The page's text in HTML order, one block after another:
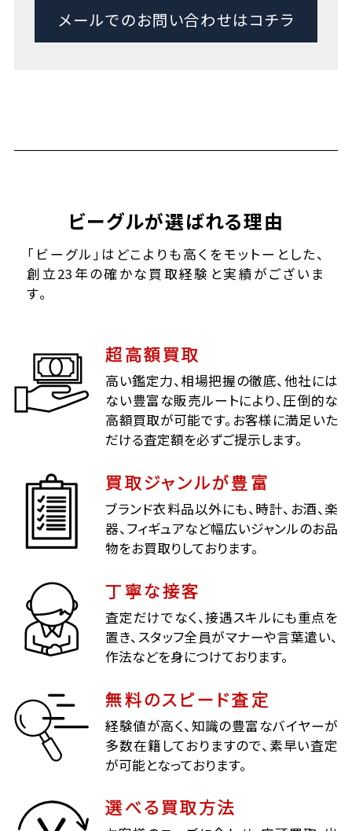
メールでのお問い合わせはコチラ
ビーグルが選ばれる理由
「ビーグル」はどこよりも高くをモットーとした、
創立23年の確かな買取経験と実績がございま
す。
超高額買取
高い鑑定力、相場把握の徹底、他社には
ない豊富な販売ルートにより、圧倒的な
高額買取が可能です。お客様に満足いた
だける査定額を必ずご提示します。
買取ジャンルが豊富
ブランド衣料品以外にも、時計、お酒、楽
器、フィギュアなど幅広いジャンルのお品
物をお買取りしております。
丁寧な接客
査定だけでなく、接遇スキルにも重点を
置き、スタッフ全員がマナーや言葉遣い、
作法などを身につけております。
無料のスピード査定
経験値が高く、知識の豊富なバイヤーが
多数在籍しておりますので、素早い査定
が可能となっております。
選べる買取方法